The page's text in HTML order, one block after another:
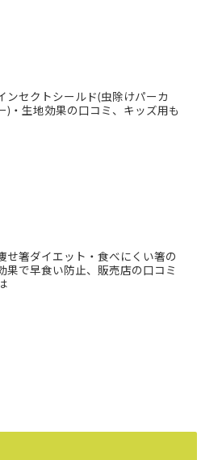
ンセクトシールド(虫除けパーカ
)・生地効果の口コミ、キッズ用も
せ箸ダイエット・食べにくい箸の
果で早食い防止、販売店の口コミ